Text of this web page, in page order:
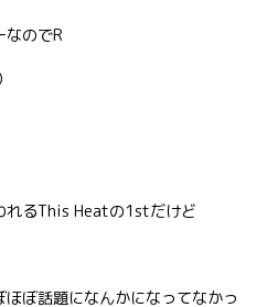
なのでR
れるThis Heatの1stだけど
ぼ話題になんかになってなかっ